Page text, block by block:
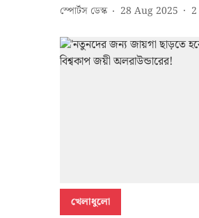
স্পোর্টস ডেস্ক 28 Aug 2025 2
খেলাধুলো